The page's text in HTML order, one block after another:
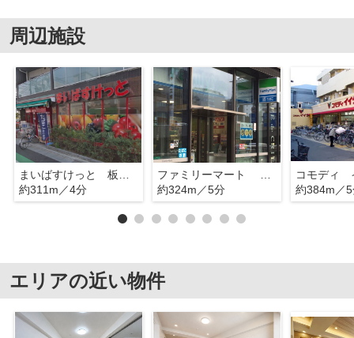
周辺施設
約311m／4分
約324m／5分
約384m／
エリアの近い物件